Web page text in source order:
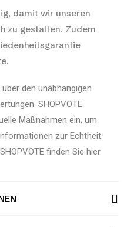
damit wir unseren
zu gestalten. Zudem
den unabhängigen
SHOPVOTE
Maßnahmen ein, um
zur Echtheit
finden Sie hier.